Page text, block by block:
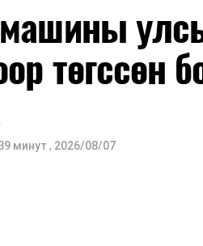
төгссөн
минут , 2026/08/07